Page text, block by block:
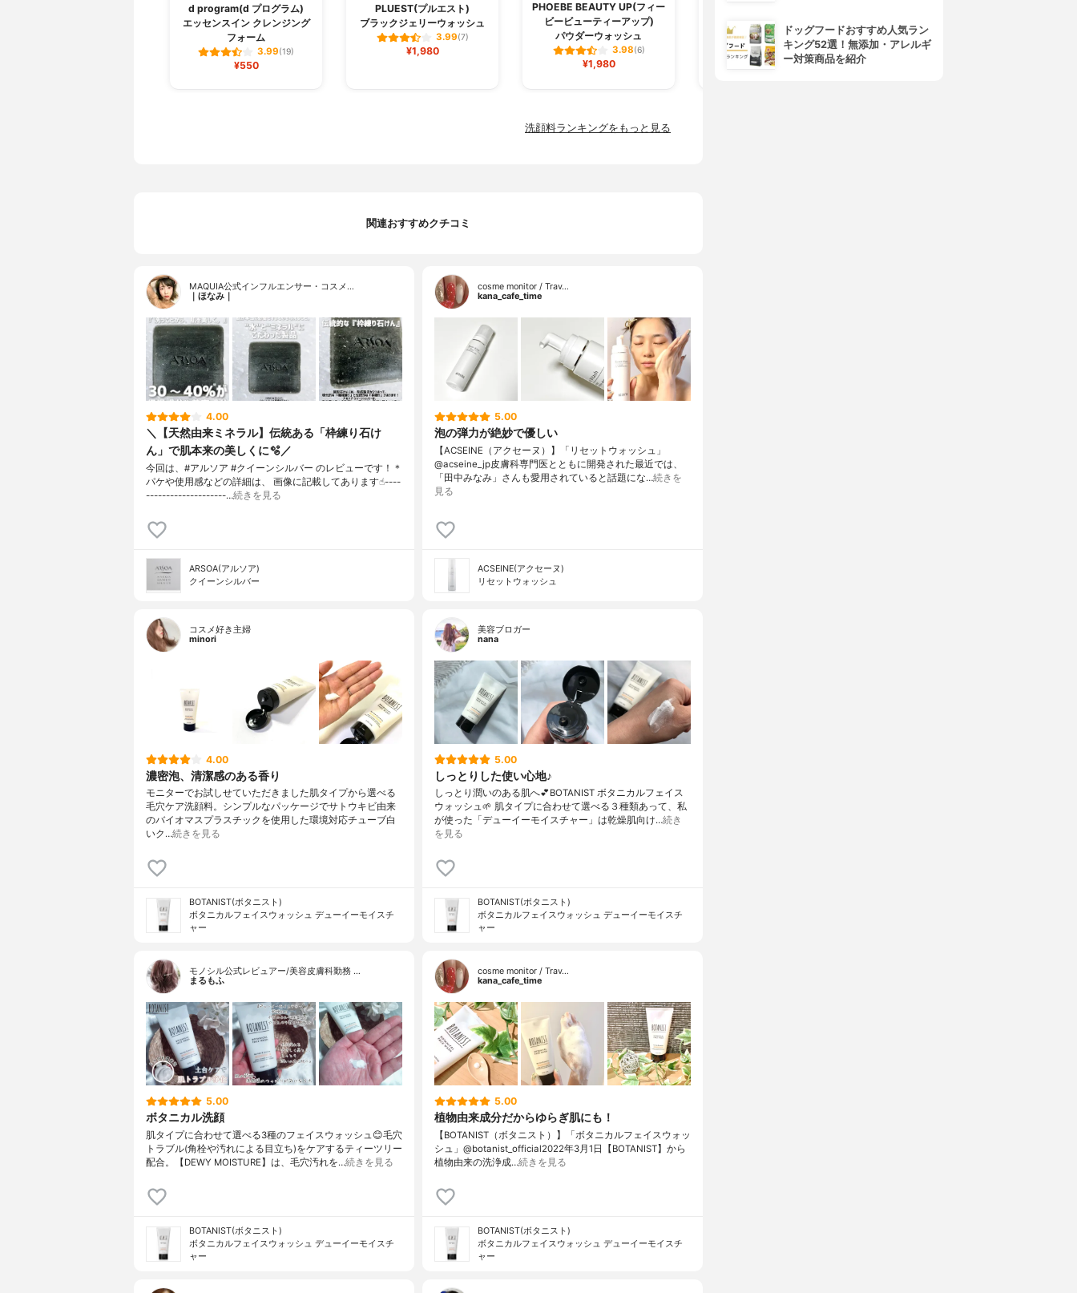
d program(d プログラム)
エッセンスイン クレンジング
フォーム
3.99(19)
¥550
PLUEST(プルエスト)
ブラックジェリーウォッシュ
3.99(7)
¥1,980
PHOEBE BEAUTY UP(フィー
ビービューティーアップ)
パウダーウォッシュ
3.98(6)
¥1,980
マンナンジェリー ハイドロウ
ォッシュ
3.96(11)
¥1,680
オルビスユー ウォッシュ
洗顔料ランキングをもっと見る
関連おすすめクチコミ
MAQUIA公式インフルエンサー・コスメ…
｜ほなみ｜
4.00
＼【天然由来ミネラル】伝統ある「枠練り石け
ん」で肌本来の美しくに🫧／
今回は、#アルソア #クイーンシルバー のレビューです！＊
パケや使用感などの詳細は、 画像に記載してあります☝︎----
--------------------…続きを見る
ARSOA(アルソア)
クイーンシルバー
cosme monitor / Trav…
kana_cafe_time
5.00
泡の弾力が絶妙で優しい
【ACSEINE（アクセーヌ）】「リセットウォッシュ」
@acseine_jp皮膚科専門医とともに開発された最近では、
「田中みなみ」さんも愛用されていると話題にな…続きを
見る
ACSEINE(アクセーヌ)
リセットウォッシュ
コスメ好き主婦
minori
4.00
濃密泡、清潔感のある香り
モニターでお試しせていただきました肌タイプから選べる
毛穴ケア洗顔料。シンプルなパッケージでサトウキビ由来
のバイオマスプラスチックを使用した環境対応チューブ白
いク…続きを見る
BOTANIST(ボタニスト)
ボタニカルフェイスウォッシュ デューイーモイスチ
ャー
美容ブロガー
nana
5.00
しっとりした使い心地♪
しっとり潤いのある肌へ💕BOTANIST ボタニカルフェイス
ウォッシュ🌱 肌タイプに合わせて選べる３種類あって、私
が使った「デューイーモイスチャー」は乾燥肌向け…続き
を見る
BOTANIST(ボタニスト)
ボタニカルフェイスウォッシュ デューイーモイスチ
ャー
モノシル公式レビュアー/美容皮膚科勤務 …
まるもふ
5.00
ボタニカル洗顔
肌タイプに合わせて選べる3種のフェイスウォッシュ😊毛穴
トラブル(角栓や汚れによる目立ち)をケアするティーツリー
配合。【DEWY MOISTURE】は、毛穴汚れを…続きを見る
BOTANIST(ボタニスト)
ボタニカルフェイスウォッシュ デューイーモイスチ
ャー
cosme monitor / Trav…
kana_cafe_time
5.00
植物由来成分だからゆらぎ肌にも！
【BOTANIST（ボタニスト）】「ボタニカルフェイスウォッ
シュ」@botanist_official2022年3月1日【BOTANIST】から
植物由来の洗浄成…続きを見る
BOTANIST(ボタニスト)
ボタニカルフェイスウォッシュ デューイーモイスチ
ャー
ドッグフードおすすめ人気ラン
キング52選！無添加・アレルギ
ー対策商品を紹介